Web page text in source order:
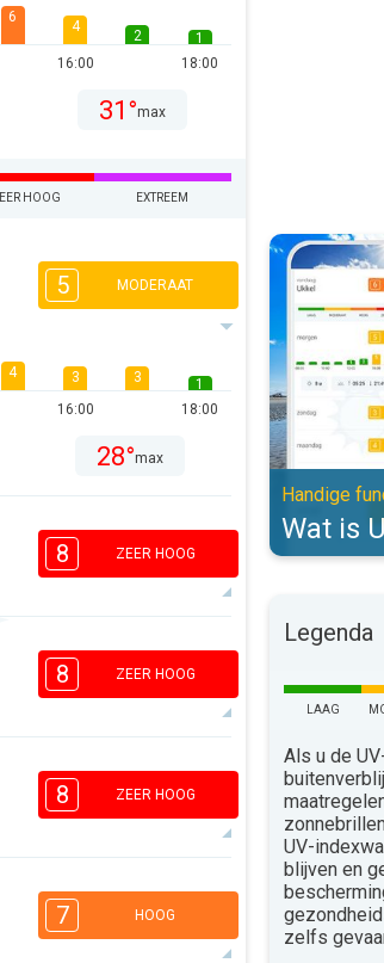
6
4
16:00
2
1
18:00
31°max
HOOG EXTREEM
5 MODERAAT
4
3
16:00
3
1
18:00
28°max
8 ZEER HOOG
5
16:00
29°max
8 ZEER HOOG
5
16:00
30°max
8 ZEER HOOG
4
16:00
7 HOOG
Wat is UV-
Handige
Wat is
Legenda
LAAG
Als u de
UV-
blijven en
zelfs